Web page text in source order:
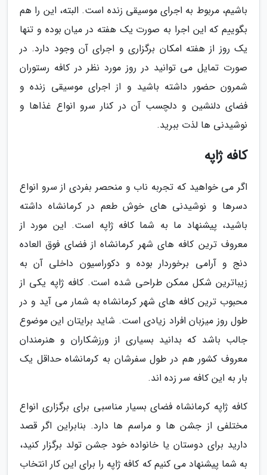
باشیم، مربوط به اجرای موسیقی زنده است. البته، این را هم
بگوییم که این اجرا به صورت یک هفته در میان بوده و تنها
یک روز از هفته امکان برگزاری و اجرای آن وجود دارد. در
صورت تمایل می توانید در روز مورد نظر در کافه رستوران
شمرون حضور داشته باشید و از اجرای موسیقی زنده و
فضای دلنشین و دلچسب آن در کنار سرو انواع غذاها و
نوشیدنی ها لذت ببرید.
کافه ژاپه
اگر می خواهید که تجربه ناب و منحصر بفردی از سرو انواع
دسرها و نوشیدنی های خوش طعم در کرمانشاه داشته
باشید، پیشنهاد ما به شما کافه ژاپه است. این مورد از
معروف ترین کافه های شهر کرمانشاه از فضای فوق العاده
دنج و آرامی برخوردار بوده و دکوراسیون داخلی آن به
زیباترین شکل ممکن طراحی شده است. کافه ژاپه یکی از
محبوب ترین کافه های شهر کرمانشاه به شمار می آید و در
طول روز میزبان افراد زیادی است. شاید برایتان این موضوع
جالب باشد که بدانید بسیاری از ورزشکاران و هنرمندان
معروف کشور هم در طول سفرشان به کرمانشاه حداقل یک
بار به این کافه سر زده اند.
کافه ژاپه کرمانشاه فضای بسیار مناسبی برای برگزاری انواع
مختلفی از جشن ها و مراسم ها دارد. بنابراین اگر قصد
دارید برای دوستان یا خانواده خود جشن تولد برگزار کنید،
به شما پیشنهاد می کنیم که کافه ژاپه را برای این کار انتخاب